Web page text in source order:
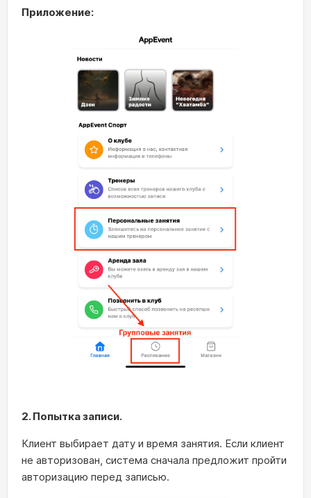
Приложение:
2. Попытка записи.
Клиент выбирает дату и время занятия. Если клиент
не авторизован, система сначала предложит пройти
авторизацию перед записью.